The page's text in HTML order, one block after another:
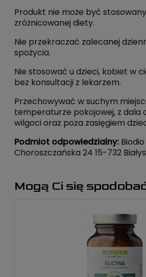
Produkt nie może być
zróżnicowanej diety.
Nie przekraczać zalecanej
spożycia.
Nie stosować u dzieci, kobiet w
bez konsultacji z lekarzem.
Przechowywać w suchym
temperaturze pokojowej, z dala
wilgoci oraz poza zasięgiem
Podmiot odpowiedzialny: Biodio
Choroszczańska 24 15-732
Mogą Ci się